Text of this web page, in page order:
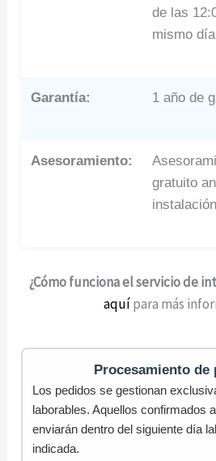
de las
mismo
Garantía: 1 año de
Asesoramiento:
gratuito
¿Cómo funciona el servicio de
aquípara más
Procesamiento de
Los pedidos se gestionan
laborables. Aquellos confirmados
enviarán dentro del siguiente día
indicada.